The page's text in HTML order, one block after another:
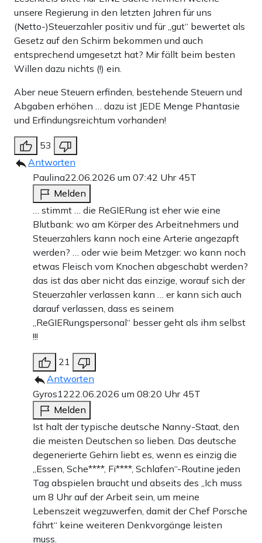
unsere Regierung in den letzten Jahren für uns
(Netto-)Steuerzahler positiv und für „gut“ bewertet als
Gesetz auf den Schirm bekommen und auch
entsprechend umgesetzt hat? Mir fällt beim besten
Willen dazu nichts (!) ein.
Aber neue Steuern erfinden, bestehende Steuern und
Abgaben erhöhen … dazu ist JEDE Menge Phantasie
und Erfindungsreichtum vorhanden!
53
Antworten
Paulina22.06.2026 um 07:42 Uhr 45T
Melden
… stimmt … die ReGIERung ist eher wie eine
Blutbank: wo am Körper des Arbeitnehmers und
Steuerzahlers kann noch eine Arterie angezapft
werden? … oder wie beim Metzger: wo kann noch
etwas Fleisch vom Knochen abgeschabt werden?
das ist das aber nicht das einzige, worauf sich der
Steuerzahler verlassen kann … er kann sich auch
darauf verlassen, dass es seinem
„ReGIERungspersonal“ besser geht als ihm selbst
!!!
21
Antworten
Gyros1222.06.2026 um 08:20 Uhr 45T
Melden
Ist halt der typische deutsche Nanny-Staat, den
die meisten Deutschen so lieben. Das deutsche
degenerierte Gehirn liebt es, wenn es einzig die
„Essen, Sche****, Fi****, Schlafen“-Routine jeden
Tag abspielen braucht und abseits des „Ich muss
um 8 Uhr auf der Arbeit sein, um meine
Lebenszeit wegzuwerfen, damit der Chef Porsche
fährt“ keine weiteren Denkvorgänge leisten
muss.